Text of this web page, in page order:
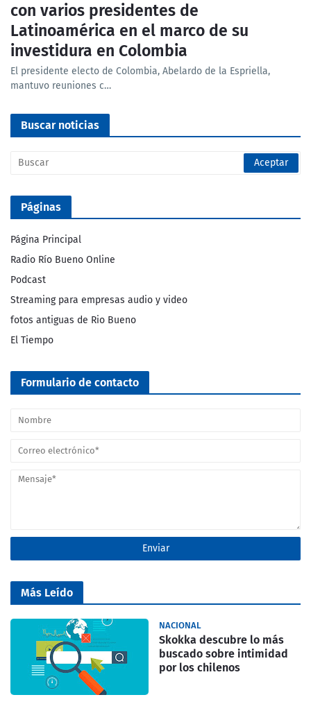
con varios presidentes de
Latinoamérica en el marco de su
investidura en Colombia
El presidente electo de Colombia, Abelardo de la Espriella,
mantuvo reuniones c…
Buscar noticias
Páginas
Página Principal
Radio Río Bueno Online
Podcast
Streaming para empresas audio y video
fotos antiguas de Rio Bueno
El Tiempo
Formulario de contacto
Más Leído
NACIONAL
Skokka descubre lo más
buscado sobre intimidad
por los chilenos